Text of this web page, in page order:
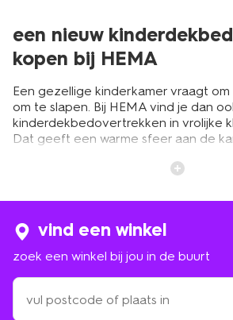
een nieuw
kopen bij HEMA
Een gezellige kinderkamer vraagt om
om te slapen. Bij HEMA vind je dan
kinderdekbedovertrekken in vrolijke
Dat geeft een warme sfeer aan de
dekbedovertrek voor een goede
Investeren in een
slechts een klein prijsje voor
Bekijk de collectie in de HEMA-
een nieuweenpersoons dekbed
vind een winkel
zoek een winkel bij jou in de buurt
zoek
een
winkel